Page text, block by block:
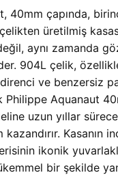
40mm çapında,
üretilmiş
aynı zamanda
904L çelik,
ve benzersiz
Philippe Aquanaut
uzun yıllar
Kasanın
ikonik
bir şekilde